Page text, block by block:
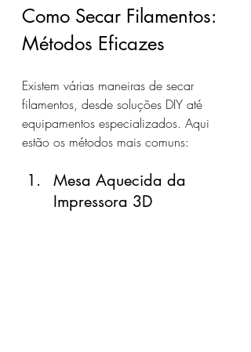
Como Secar Filamentos:
Métodos Eficazes
Existem várias maneiras de secar
filamentos, desde soluções DIY até
equipamentos especializados. Aqui
estão os métodos mais comuns:
Mesa Aquecida da
Impressora 3D